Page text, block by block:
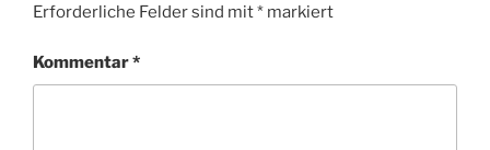
Erforderliche Felder sind mit* markiert
Kommentar*